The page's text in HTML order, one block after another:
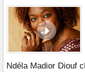
Ndéla Madior Diouf